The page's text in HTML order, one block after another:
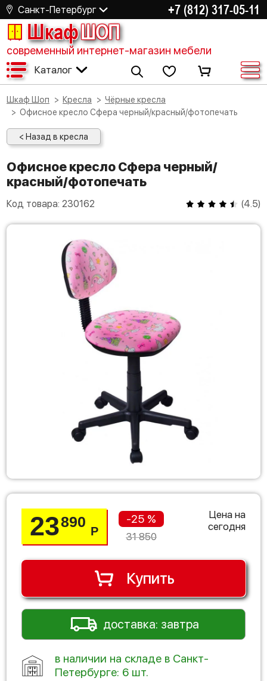
Санкт-Петербург +7 (812) 317-05-11
ШкафШОП
современный интернет-магазин мебели
Каталог
Шкаф Шоп Кресла
Чёрные кресла
Офисное кресло Сфера черный/красный/фотопечать
< Назад в кресла
Офисное кресло Сфера черный/
красный/фотопечать
Код товара: 230162 (4.5)
23890
Р
-25 %
31 850
Цена на
сегодня
Купить
доставка: завтра
в наличии на складе в Санкт-
Петербурге: 6 шт.